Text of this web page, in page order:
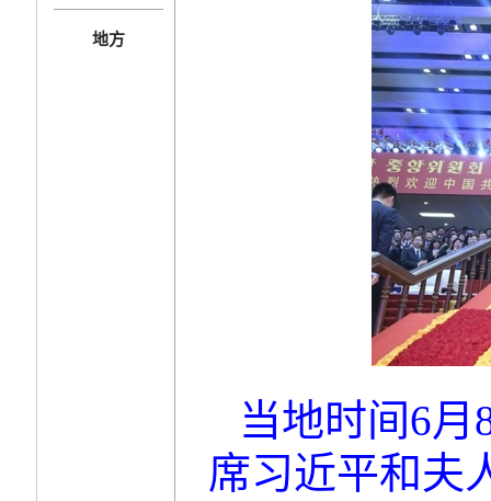
地方
当地时间6
席习近平和夫